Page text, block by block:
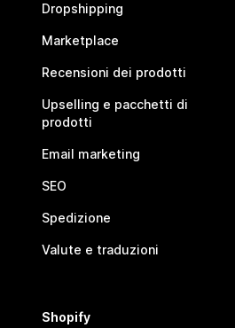
Dropshipping
Marketplace
Recensioni dei prodotti
Upselling e pacchetti di
prodotti
Email marketing
SEO
Spedizione
Valute e traduzioni
Shopify